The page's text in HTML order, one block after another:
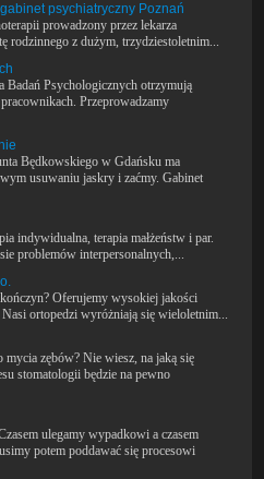
psychiatryczny Poznań
prowadzony przez lekarza
rodzinnego z dużym, trzydziestoletnim...
Badań Psychologicznych otrzymują
Przeprowadzamy
Będkowskiego w Gdańsku ma
usuwaniu jaskry i zaćmy. Gabinet
indywidualna, terapia małżeństw i par.
problemów interpersonalnych,...
Oferujemy wysokiej jakości
ortopedzi wyróżniają się wieloletnim...
zębów? Nie wiesz, na jaką się
stomatologii będzie na pewno
ulegamy wypadkowi a czasem
potem poddawać się procesowi